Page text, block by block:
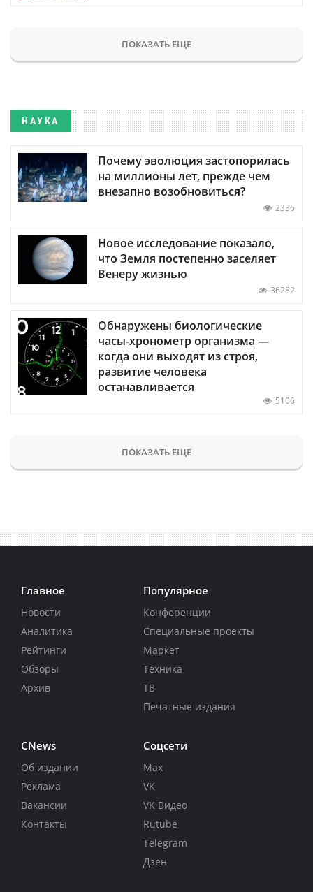
ПОКАЗАТЬ ЕЩЕ
НАУКА
Почему эволюция застопорилась
на миллионы лет, прежде чем
внезапно возобновиться?
2336
Новое исследование показало,
что Земля постепенно заселяет
Венеру жизнью
36282
Обнаружены биологические
часы-хронометр организма —
когда они выходят из строя,
развитие человека
останавливается
5106
ПОКАЗАТЬ ЕЩЕ
Главное
Новости
Аналитика
Рейтинги
Обзоры
Архив
Популярное
Конференции
Специальные проекты
Маркет
Техника
ТВ
Печатные издания
CNews
Об издании
Реклама
Вакансии
Контакты
Соцсети
Max
VK
VK Видео
Rutube
Telegram
Дзен